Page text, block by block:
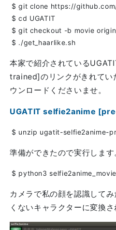
本家で紹介されている
trained]のリンクがきれてい
ウンロードくださいませ。
UGATIT selfie2anime
準備ができたので実行します
カメラで私の顔を認識して
くないキャラクターに変換さ